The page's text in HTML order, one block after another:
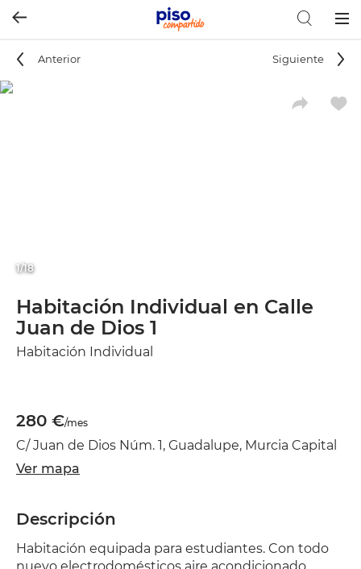
Anterior Siguiente
1/18
Habitación Individual en Calle
Juan de Dios 1
Habitación Individual
280 €/mes
C/ Juan de Dios Núm. 1, Guadalupe, Murcia Capital
Ver mapa
Descripción
Habitación equipada para estudiantes. Con todo